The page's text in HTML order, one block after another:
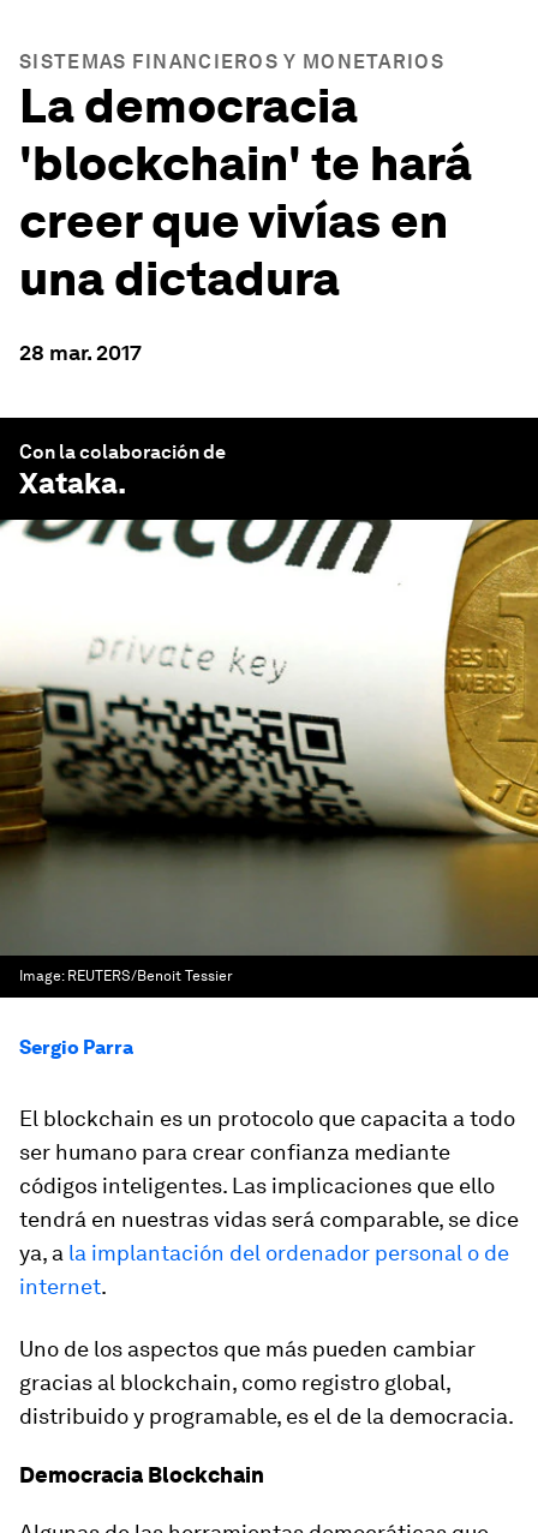
SISTEMAS FINANCIEROS Y MONETARIOS
La democracia
'blockchain' te hará
creer que vivías en
una dictadura
28 mar. 2017
Con la colaboración de
Xataka.
Image: REUTERS/Benoit Tessier
Sergio Parra
El blockchain es un protocolo que capacita a todo
ser humano para crear confianza mediante
códigos inteligentes. Las implicaciones que ello
tendrá en nuestras vidas será comparable, se dice
ya, a la implantación del ordenador personal o de
internet.
Uno de los aspectos que más pueden cambiar
gracias al blockchain, como registro global,
distribuido y programable, es el de la democracia.
Democracia Blockchain